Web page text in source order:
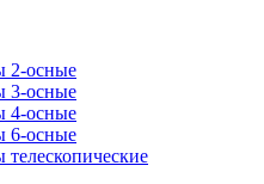
2-осные
3-осные
4-осные
6-осные